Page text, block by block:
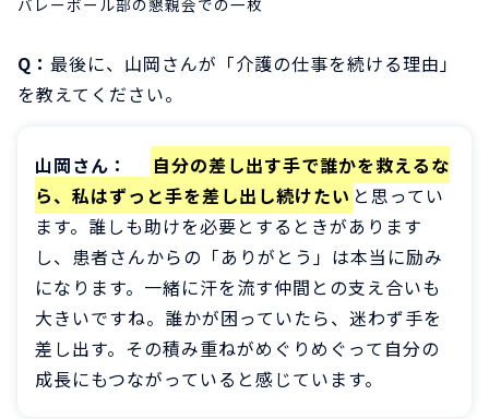
Q： 最後に、山岡さんが「介護の仕事を続ける理由」
を教えてください。
山岡さん：
自分の差し出す手で誰かを救えるな
ら、私はずっと手を差し出し続けたい と思ってい
ます。誰しも助けを必要とするときがあります
し、患者さんからの「ありがとう」は本当に励み
になります。一緒に汗を流す仲間との支え合いも
大きいですね。誰かが困っていたら、迷わず手を
差し出す。その積み重ねがめぐりめぐって自分の
成長にもつながっていると感じています。